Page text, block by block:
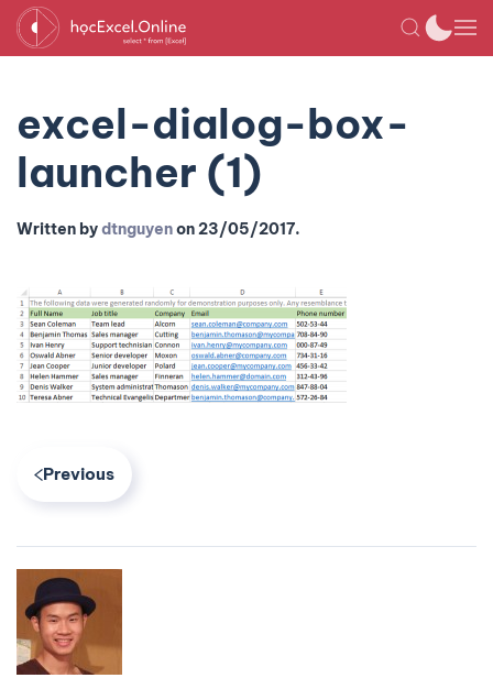
excel-dialog-box-
launcher (1)
Written bydtnguyenon23/05/2017.
Previous